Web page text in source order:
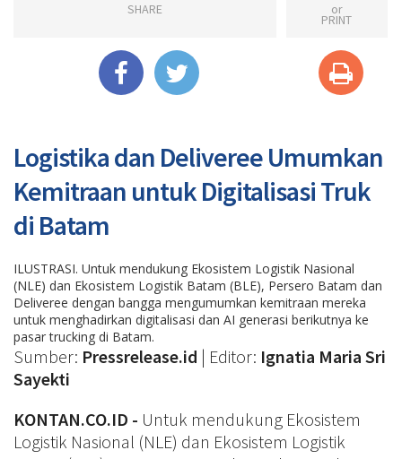
SHARE or
PRINT
Logistika dan Deliveree Umumkan
Kemitraan untuk Digitalisasi Truk
di Batam
ILUSTRASI. Untuk mendukung Ekosistem Logistik Nasional
(NLE) dan Ekosistem Logistik Batam (BLE), Persero Batam dan
Deliveree dengan bangga mengumumkan kemitraan mereka
untuk menghadirkan digitalisasi dan AI generasi berikutnya ke
pasar trucking di Batam.
Sumber: Pressrelease.id | Editor: Ignatia Maria Sri
Sayekti
KONTAN.CO.ID - Untuk mendukung Ekosistem
Logistik Nasional (NLE) dan Ekosistem Logistik